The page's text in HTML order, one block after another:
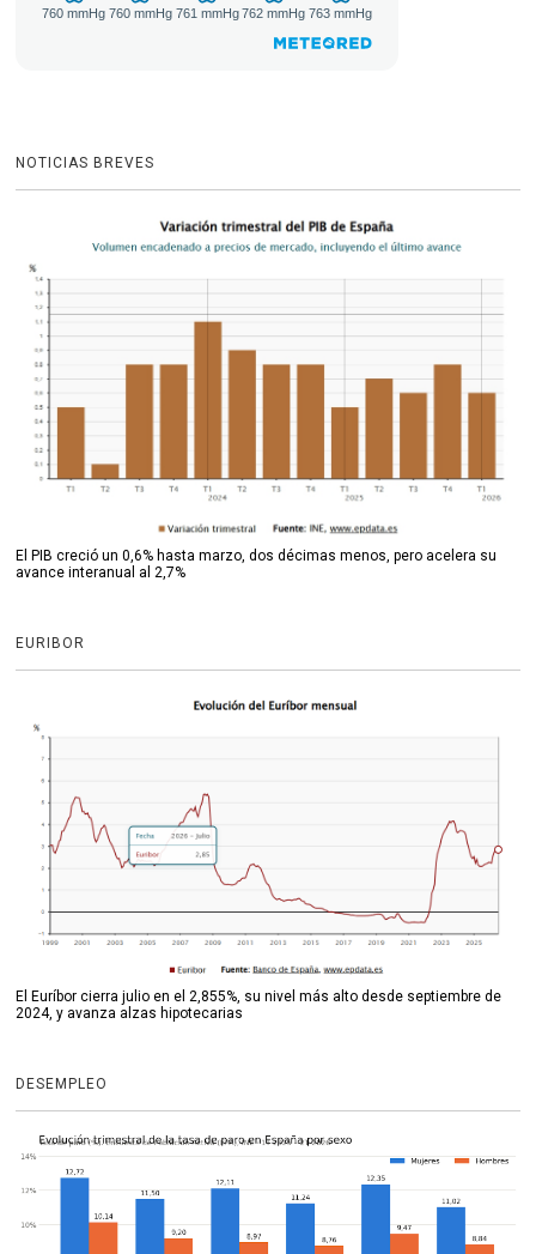
NOTICIAS BREVES
El PIB creció un 0,6% hasta marzo, dos décimas menos, pero acelera su
avance interanual al 2,7%
EURIBOR
El Euríbor cierra julio en el 2,855%, su nivel más alto desde septiembre de
2024, y avanza alzas hipotecarias
DESEMPLEO